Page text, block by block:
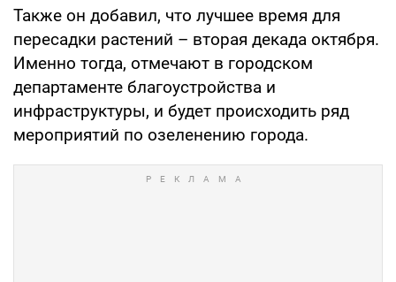
Также он добавил, что лучшее время для
пересадки растений – вторая декада октября.
Именно тогда, отмечают в городском
департаменте благоустройства и
инфраструктуры, и будет происходить ряд
мероприятий по озеленению города.